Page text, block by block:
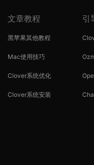
文章教程
黑苹果其他教程
Mac使用技巧
Clover系统优化
Clover系统安装
引